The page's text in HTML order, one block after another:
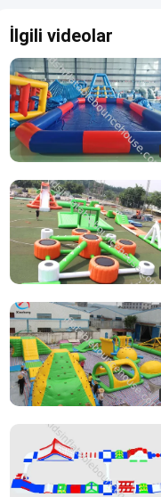
İlgili videolar